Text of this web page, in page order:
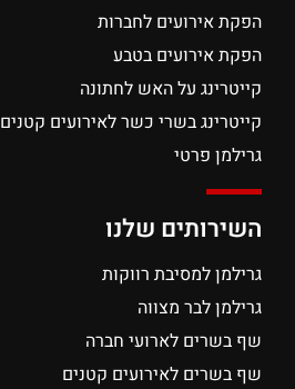
הפקת אירועים לחברות
הפקת אירועים בטבע
קייטרינג על האש לחתונה
קייטרינג בשרי כשר לאירועים קטנים
גרילמן פרטי
השירותים שלנו
גרילמן למסיבת רווקות
גרילמן לבר מצווה
שף בשרים לארועי חברה
שף בשרים לאירועים קטנים